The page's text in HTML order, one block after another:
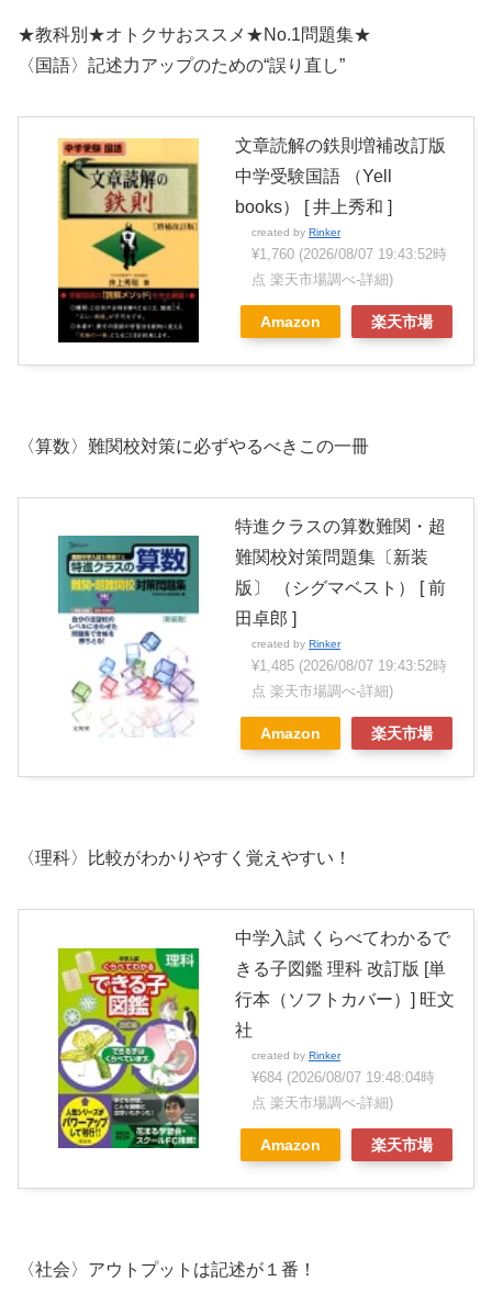
★教科別★オトクサおススメ★No.1問題集★
〈国語〉記述力アップのための“誤り直し”
文章読解の鉄則増補改訂版
中学受験国語 （Yell
books） [ 井上秀和 ]
created by Rinker
¥1,760 (2026/08/07 19:43:52時
点 楽天市場調べ-詳細)
Amazon 楽天市場
〈算数〉難関校対策に必ずやるべきこの一冊
特進クラスの算数難関・超
難関校対策問題集〔新装
版〕 （シグマベスト） [ 前
田卓郎 ]
created by Rinker
¥1,485 (2026/08/07 19:43:52時
点 楽天市場調べ-詳細)
Amazon 楽天市場
〈理科〉比較がわかりやすく覚えやすい！
中学入試 くらべてわかるで
きる子図鑑 理科 改訂版 [単
行本（ソフトカバー）] 旺文
社
created by Rinker
¥684 (2026/08/07 19:48:04時
点 楽天市場調べ-詳細)
Amazon 楽天市場
〈社会〉アウトプットは記述が１番！